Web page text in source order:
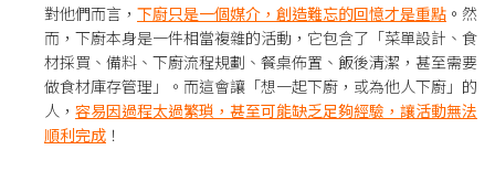
對他們而言， 下廚只是一個媒介 ，創造難忘的回憶才是重點 。 然
而，下廚本身是一件相當複雜的活動，它包含了「菜單設計、食
材採買、備料、下廚流程規劃、餐桌佈置、飯後清潔，甚至需要
做食材庫存管理」。而這會讓「想一起下廚，或為他人下廚」的
人， 容易因過程太過繁瑣，甚至可能缺乏足夠經驗，讓活動無法
順利完成 ！